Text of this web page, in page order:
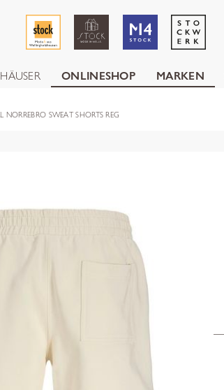
ONLINESHOP MARKEN
NORREBRO SWEAT SHORTS REG